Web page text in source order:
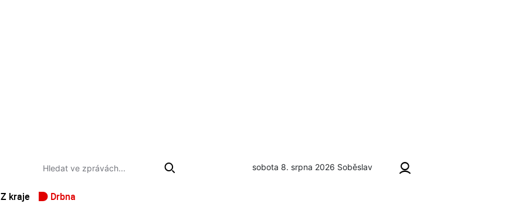
sobota 8. srpna 2026 Soběslav
Z kraje Drbna